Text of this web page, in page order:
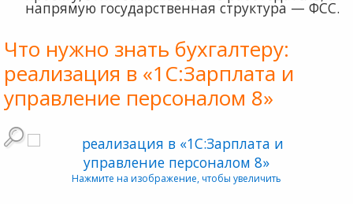
напрямую государственная структура — ФСС.
Что нужно знать бухгалтеру:
реализация в «1С:Зарплата и
управление персоналом 8»
Нажмите на изображение, чтобы увеличить